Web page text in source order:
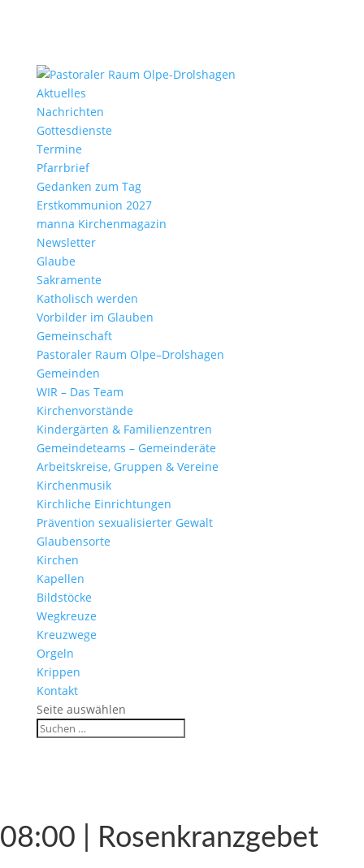
Aktu­elles
Nach­richten
Gottes­dienste
Termine
Pfarr­brief
Gedanken zum Tag
Erst­kom­mu­nion 2027
manna Kirchen­ma­gazin
News­letter
Glaube
Sakra­mente
Katho­lisch werden
Vorbilder im Glauben
Gemein­schaft
Pasto­raler Raum Olpe–Drolshagen
Gemeinden
WIR – Das Team
Kirchen­vor­stände
Kinder­gärten & Familienzentren
Gemein­de­teams – Gemeinderäte
Arbeits­kreise, Gruppen & Vereine
Kirchen­musik
Kirch­liche Einrichtungen
Präven­tion sexua­li­sierter Gewalt
Glau­ben­s­orte
Kirchen
Kapellen
Bild­stöcke
Wegkreuze
Kreuz­wege
Orgeln
Krippen
Kontakt
Seite auswählen
08:00 | Rosenkranzgebet